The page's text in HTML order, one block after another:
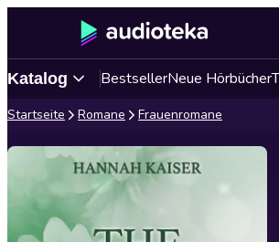
Katalog BestsellerNeue Hörbücher
Startseite Romane Frauenromane